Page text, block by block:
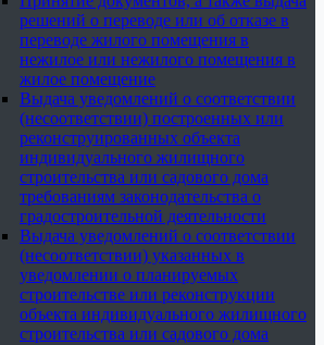
решений о переводе или об отказе в
переводе жилого помещения в
нежилое или нежилого помещения в
жилое помещение
Выдача уведомлений о соответствии
(несоответствии) построенных или
реконструированных объекта
индивидуального жилищного
строительства или садового дома
требованиям законодательства о
градостроительной деятельности
Выдача уведомлений о соответствии
(несоответствии) указанных в
уведомлении о планируемых
строительстве или реконструкции
объекта индивидуального жилищного
строительства или садового дома